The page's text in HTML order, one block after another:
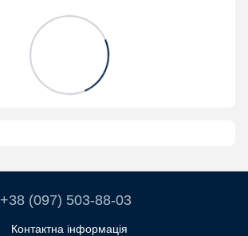
+38 (097) 503-88-03
Контактна інформація